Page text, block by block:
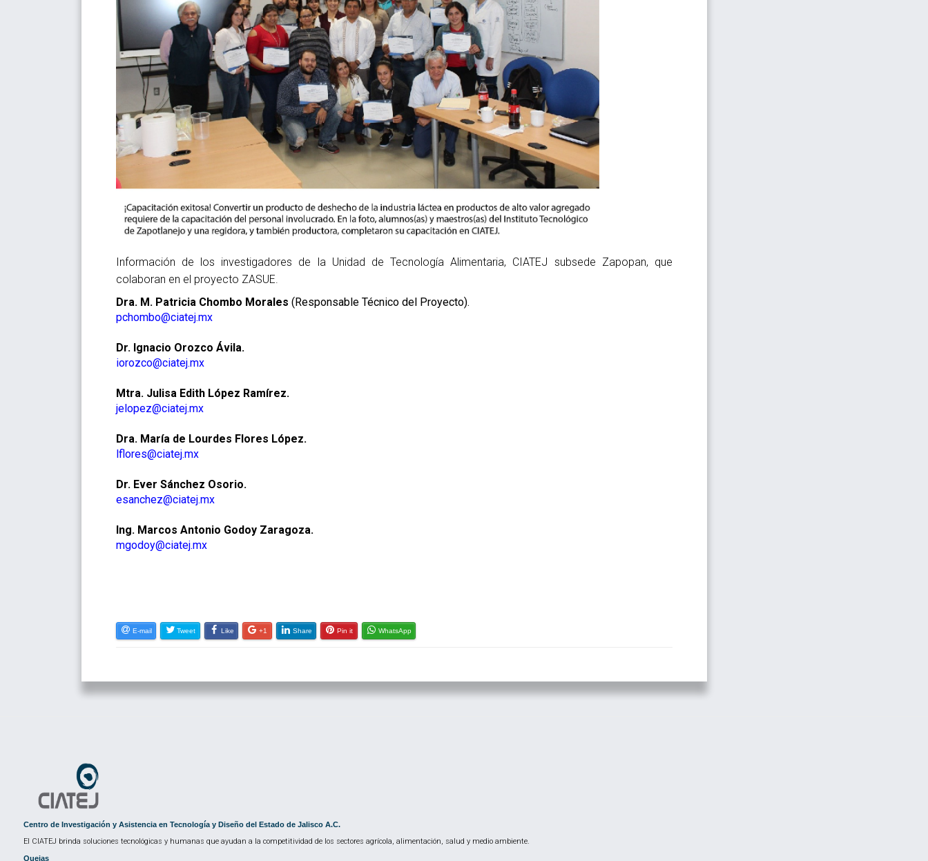
Información de los investigadores de la Unidad de Tecnología Alimentaria, CIATEJ subsede Zapopan, que
colaboran en el proyecto ZASUE.
Dra. M. Patricia Chombo Morales (Responsable Técnico del Proyecto).
pchombo@ciatej.mx
Dr. Ignacio Orozco Ávila.
iorozco@ciatej.mx
Mtra. Julisa Edith López Ramírez.
jelopez@ciatej.mx
Dra. María de Lourdes Flores López.
lflores@ciatej.mx
Dr. Ever Sánchez Osorio.
esanchez@ciatej.mx
Ing. Marcos Antonio Godoy Zaragoza.
mgodoy@ciatej.mx
E-mail Tweet Like +1 Share Pin it WhatsApp
Centro de Investigación y Asistencia en Tecnología y Diseño del Estado de Jalisco A.C.
El CIATEJ brinda soluciones tecnológicas y humanas que ayudan a la competitividad de los sectores agrícola, alimentación, salud y medio ambiente.
Quejas